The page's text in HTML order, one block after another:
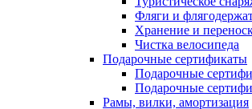
Фляги и
Хранение и
Чистка велосипеда
Подарочные сертификаты
Подарочные
Подарочные
Рамы, вилки, амортизация